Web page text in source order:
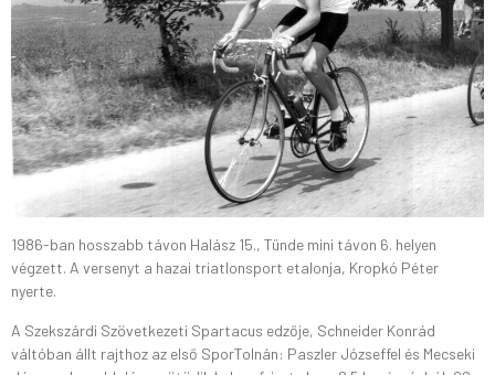
1986-ban hosszabb távon Halász 15., Tünde mini távon 6. helyen
végzett. A versenyt a hazai triatlonsport etalonja, Kropkó Péter
nyerte.
A Szekszárdi Szövetkezeti Spartacus edzője, Schneider Konrád
váltóban állt rajthoz az első SporTolnán: Paszler Józseffel és Mecseki